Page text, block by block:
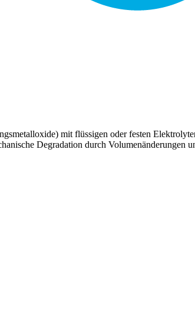
mit flüssigen oder festen
Degradation durch Volumenänderungen